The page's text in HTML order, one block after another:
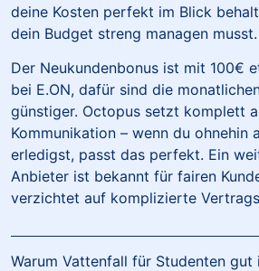
deine Kosten perfekt im Blick
dein Budget streng managen musst.
Der Neukundenbonus ist mit 100€
bei E.ON, dafür sind die
günstiger. Octopus setzt komplett
Kommunikation – wenn du ohnehin
erledigst, passt das perfekt. Ein
Anbieter ist bekannt für fairen
verzichtet auf komplizierte
Warum Vattenfall für Studenten